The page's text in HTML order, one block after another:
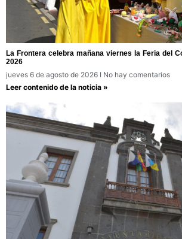
La Frontera celebra mañana viernes la Feria del
2026
jueves 6 de agosto de 2026
No hay comentarios
Leer contenido de la noticia »